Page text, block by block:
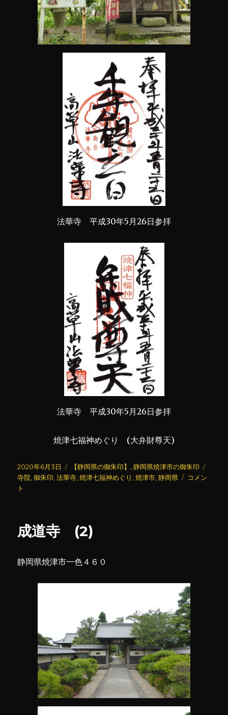
法華寺 平成30年5月26日参拝
法華寺 平成30年5月26日参拝
焼津七福神めぐり (大弁財尊天)
投
稿
日:
2020年6月3日
カ
テ
【静岡県の御朱印】 ,静岡県焼津市の御朱印
寺院 ,御朱印 ,法華寺 ,焼津七福神めぐり ,焼津市 ,静岡県
法
コメン
ト
成道寺 (2)
静岡県焼津市一色４６０